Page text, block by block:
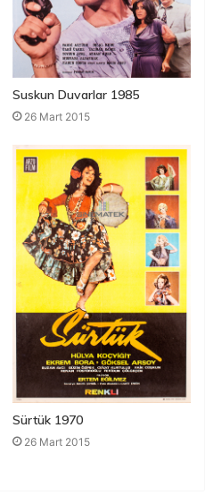
Suskun Duvarlar 1985
26 Mart 2015
Sürtük 1970
26 Mart 2015